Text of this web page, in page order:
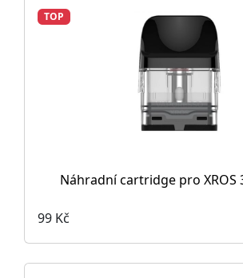
TOP
Náhradní cartridge pro XROS
99 Kč